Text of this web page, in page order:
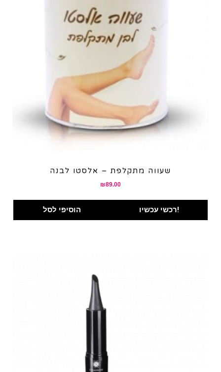
שעווה מתקלפת – אלסטו לבנה
₪89.00
הוסיפי לסל רכשי עכשיו!